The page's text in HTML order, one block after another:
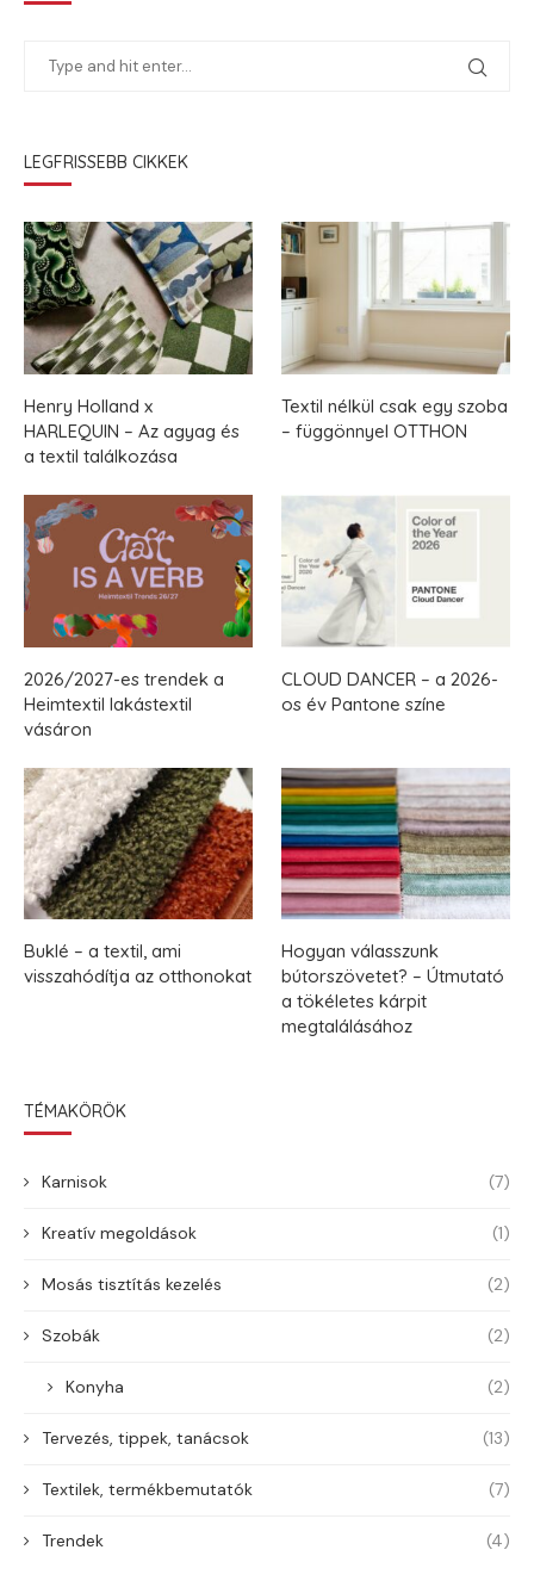
LEGFRISSEBB CIKKEK
Henry Holland x
HARLEQUIN – Az agyag és
a textil találkozása
Textil nélkül csak egy szoba
– függönnyel OTTHON
2026/2027-es trendek a
Heimtextil lakástextil
vásáron
CLOUD DANCER – a 2026-
os év Pantone színe
Buklé – a textil, ami
visszahódítja az otthonokat
Hogyan válasszunk
bútorszövetet? – Útmutató
a tökéletes kárpit
megtalálásához
TÉMAKÖRÖK
Karnisok (7)
Kreatív megoldások (1)
Mosás tisztítás kezelés (2)
Szobák (2)
Konyha (2)
Tervezés, tippek, tanácsok (13)
Textilek, termékbemutatók (7)
Trendek (4)